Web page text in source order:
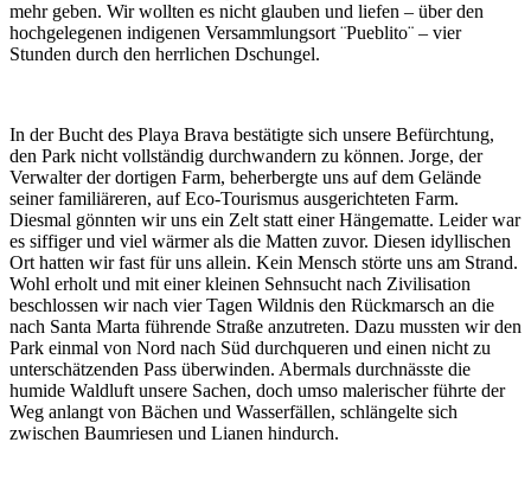
mehr geben. Wir wollten es nicht glauben und liefen – über den
hochgelegenen indigenen Versammlungsort ¨Pueblito¨ – vier
Stunden durch den herrlichen Dschungel.
In der Bucht des Playa Brava bestätigte sich unsere Befürchtung,
den Park nicht vollständig durchwandern zu können. Jorge, der
Verwalter der dortigen Farm, beherbergte uns auf dem Gelände
seiner familiäreren, auf Eco-Tourismus ausgerichteten Farm.
Diesmal gönnten wir uns ein Zelt statt einer Hängematte. Leider war
es siffiger und viel wärmer als die Matten zuvor. Diesen idyllischen
Ort hatten wir fast für uns allein. Kein Mensch störte uns am Strand.
Wohl erholt und mit einer kleinen Sehnsucht nach Zivilisation
beschlossen wir nach vier Tagen Wildnis den Rückmarsch an die
nach Santa Marta führende Straße anzutreten. Dazu mussten wir den
Park einmal von Nord nach Süd durchqueren und einen nicht zu
unterschätzenden Pass überwinden. Abermals durchnässte die
humide Waldluft unsere Sachen, doch umso malerischer führte der
Weg anlangt von Bächen und Wasserfällen, schlängelte sich
zwischen Baumriesen und Lianen hindurch.